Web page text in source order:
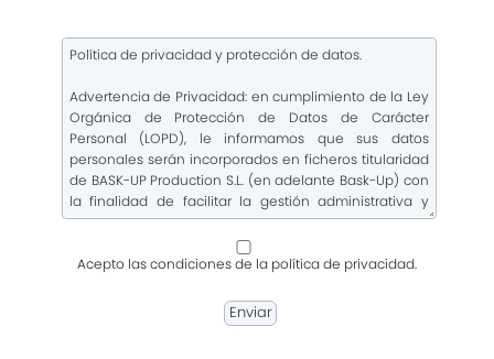
Acepto las condiciones de la política de privacidad.